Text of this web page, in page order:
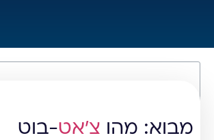
מבוא: מהו צ'אט-בוט